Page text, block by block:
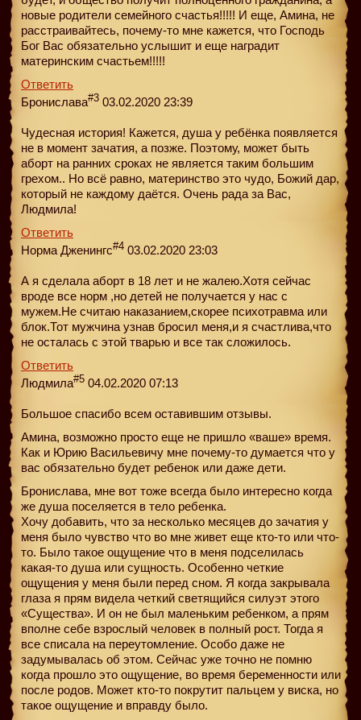
новые родители семейного счастья!!!!! И еще, Амина, не
расстраивайтесь, почему-то мне кажется, что Господь
Бог Вас обязательно услышит и еще наградит
материнским счастьем!!!!!
Ответить
Бронислава#3 03.02.2020 23:39
Чудесная история! Кажется, душа у ребёнка появляется
не в момент зачатия, а позже. Поэтому, может быть
аборт на ранних сроках не является таким большим
грехом.. Но всё равно, материнство это чудо, Божий дар,
который не каждому даётся. Очень рада за Вас,
Людмила!
Ответить
Норма Дженингс#4 03.02.2020 23:03
А я сделала аборт в 18 лет и не жалею.Хотя сейчас
вроде все норм ,но детей не получается у нас с
мужем.Не считаю наказанием,скорее психотравма или
блок.Тот мужчина узнав бросил меня,и я счастлива,что
не осталась с этой тварью и все так сложилось.
Ответить
Людмила#5 04.02.2020 07:13
Большое спасибо всем оставившим отзывы.
Амина, возможно просто еще не пришло «ваше» время.
Как и Юрию Васильевичу мне почему-то думается что у
вас обязательно будет ребенок или даже дети.
Бронислава, мне вот тоже всегда было интересно когда
же душа поселяется в тело ребенка.
Хочу добавить, что за несколько месяцев до зачатия у
меня было чувство что во мне живет еще кто-то или что-
то. Было такое ощущение что в меня подселилась
какая-то душа или сущность. Особенно четкие
ощущения у меня были перед сном. Я когда закрывала
глаза я прям видела четкий светящийся силуэт этого
«Существа». И он не был маленьким ребенком, а прям
вполне себе взрослый человек в полный рост. Тогда я
все списала на переутомление. Особо даже не
задумывалась об этом. Сейчас уже точно не помню
когда прошло это ощущение, во время беременности или
после родов. Может кто-то покрутит пальцем у виска, но
такое ощущение и вправду было.